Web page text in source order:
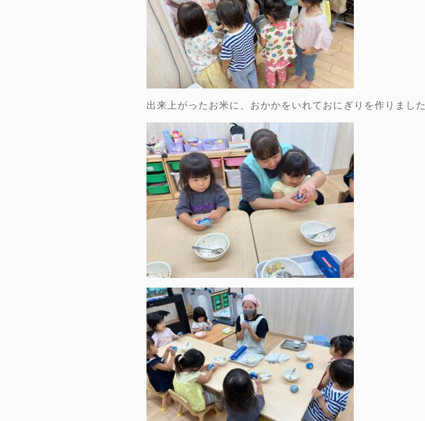
出来上がったお米に、おかかをいれておにぎりを作りました